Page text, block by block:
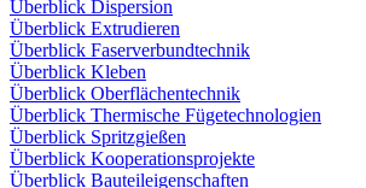
Überblick Dispersion
Überblick Extrudieren
Überblick Faserverbundtechnik
Überblick Kleben
Überblick Oberflächentechnik
Überblick Thermische Fügetechnologien
Überblick Spritzgießen
Überblick Kooperationsprojekte
Überblick Bauteileigenschaften